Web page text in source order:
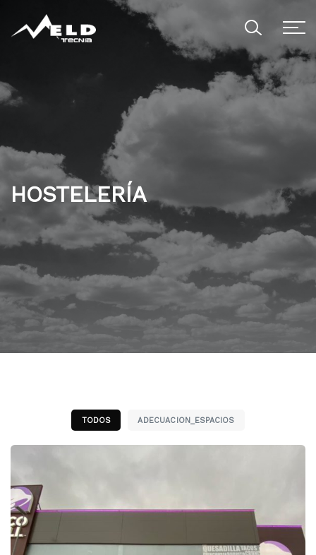
HOSTELERÍA
TODOS ADECUACION_ESPACIOS